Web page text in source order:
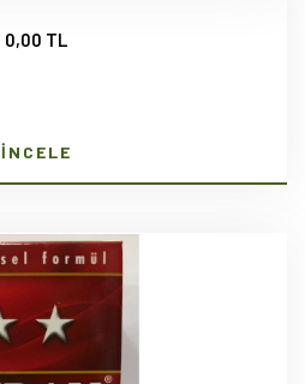
0,00 TL
İNCELE